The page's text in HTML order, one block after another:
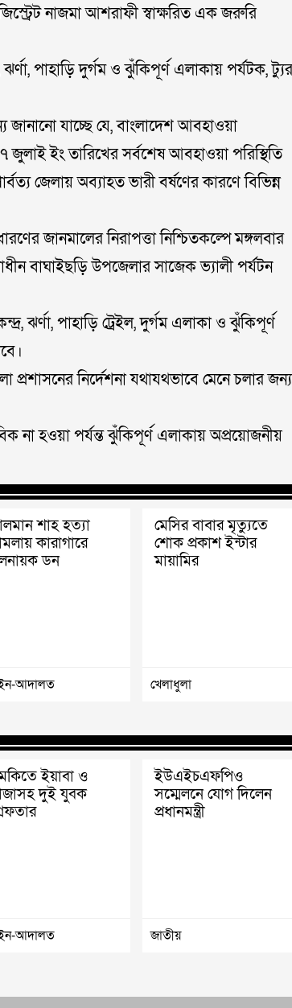
নাজমা আশরাফী স্বাক্ষরিত এক জরুরি
পাহাড়ি দুর্গম ও ঝুঁকিপূর্ণ এলাকায় পর্যটক, ট্যুর
জানানো যাচ্ছে যে, বাংলাদেশ আবহাওয়া
ইং তারিখের সর্বশেষ আবহাওয়া পরিস্থিতি
জেলায় অব্যাহত ভারী বর্ষণের কারণে বিভিন্ন
জানমালের নিরাপত্তা নিশ্চিতকল্পে মঙ্গলবার
বাঘাইছড়ি উপজেলার সাজেক ভ্যালী পর্যটন
ঝর্ণা, পাহাড়ি ট্রেইল, দুর্গম এলাকা ও ঝুঁকিপূর্ণ
নির্দেশনা যথাযথভাবে মেনে চলার জন্য
না হওয়া পর্যন্ত ঝুঁকিপূর্ণ এলাকায় অপ্রয়োজনীয়
শাহ হত্যা
কারাগারে
ডন
আদালত
মেসির বাবার মৃত্যুতে
শোক প্রকাশ ইন্টার
মায়ামির
খেলাধুলা
ইয়াবা ও
দুই যুবক
আদালত
ইউএইচএফপিও
সম্মেলনে যোগ দিলেন
প্রধানমন্ত্রী
জাতীয়